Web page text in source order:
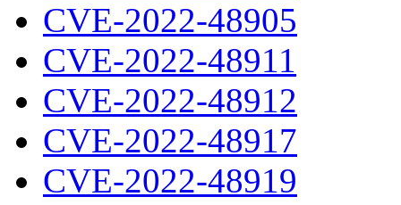
CVE-2022-48905
CVE-2022-48911
CVE-2022-48912
CVE-2022-48917
CVE-2022-48919